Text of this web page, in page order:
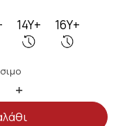
14Y+ 16Y+
+